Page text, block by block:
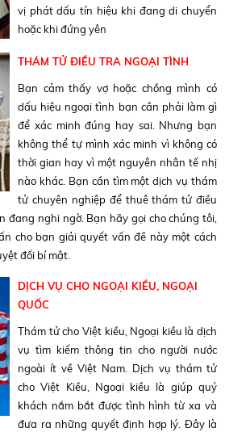
vị phát dấu tín hiệu khi đang di chuyển
hoặc khi đứng yên
THÁM TỬ ĐIỀU TRA NGOẠI TÌNH
Bạn cảm thấy vợ hoặc chồng mình có
dấu hiệu ngoại tình bạn cần phải làm gì
để xác minh đúng hay sai. Nhưng bạn
không thể tự mình xác minh vì không có
thời gian hay vì một nguyên nhân tế nhị
nào khác. Bạn cần tìm một dịch vụ thám
tử chuyên nghiệp để thuê thám tử điều
đang nghi ngờ. Bạn hãy gọi cho chúng tôi,
cho bạn giải quyết vấn đề này một cách
đối bí mật.
DỊCH VỤ CHO NGOẠI KIỀU, NGOẠI
QUỐC
Thám tử cho Việt kiều, Ngoại kiều là dịch
vụ tìm kiếm thông tin cho người nước
ngoài ít về Việt Nam. Dịch vụ thám tử
cho Việt Kiều, Ngoại kiều là giúp quý
khách nắm bắt được tình hình từ xa và
đưa ra những quyết định hợp lý. Đây là